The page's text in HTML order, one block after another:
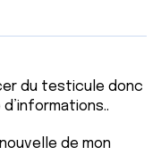
du testicule donc
de mon